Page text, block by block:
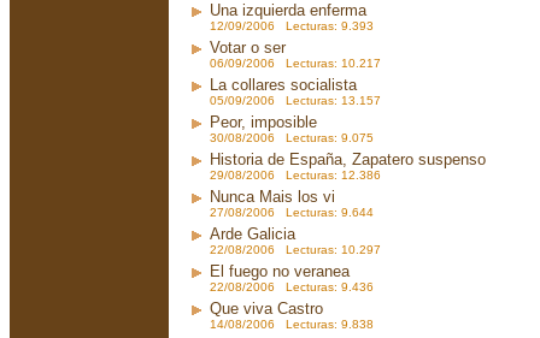
Una izquierda enferma
12/09/2006 Lecturas: 9.393
Votar o ser
06/09/2006 Lecturas: 10.217
La collares socialista
05/09/2006 Lecturas: 13.157
Peor, imposible
30/08/2006 Lecturas: 9.075
Historia de España, Zapatero suspenso
29/08/2006 Lecturas: 12.386
Nunca Mais los vi
27/08/2006 Lecturas: 9.644
Arde Galicia
22/08/2006 Lecturas: 10.297
El fuego no veranea
22/08/2006 Lecturas: 9.436
Que viva Castro
14/08/2006 Lecturas: 9.838